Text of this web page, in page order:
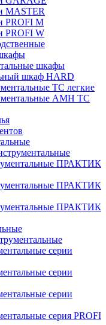
MASTER
PROFI M
PROFI W
шкафы
шкаф HARD
ТС легкие
AMH TC
ПРАКТИК
ПРАКТИК
ПРАКТИК
серии
серии
серии
серия PROFI